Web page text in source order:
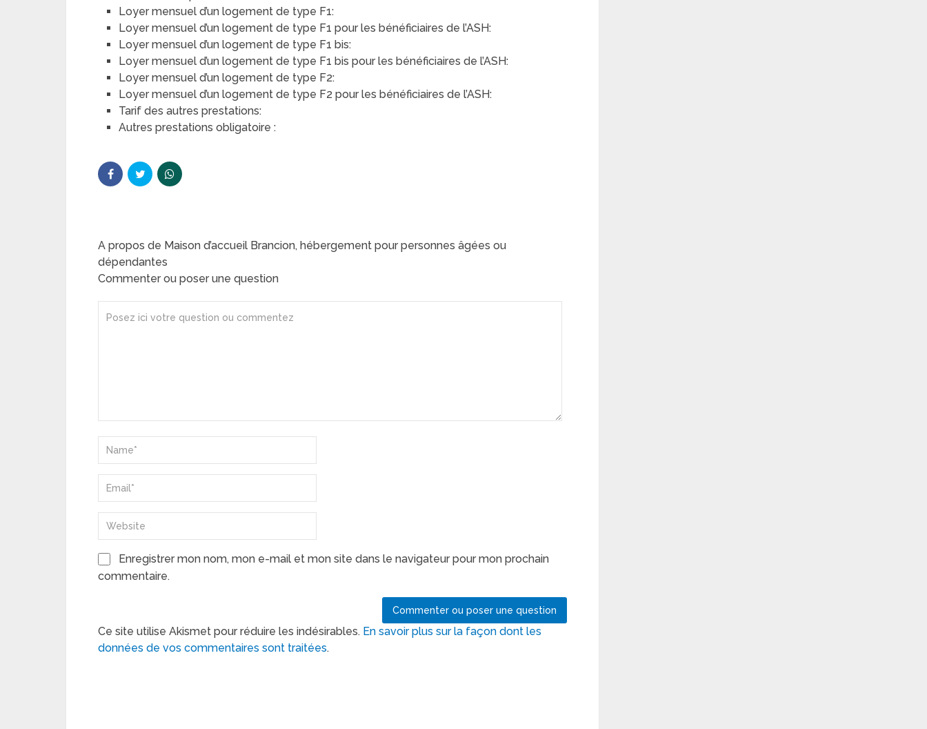
Loyer mensuel d’un logement de type F1:
Loyer mensuel d’un logement de type F1 pour les bénéficiaires de l’ASH:
Loyer mensuel d’un logement de type F1 bis:
Loyer mensuel d’un logement de type F1 bis pour les bénéficiaires de l’ASH:
Loyer mensuel d’un logement de type F2:
Loyer mensuel d’un logement de type F2 pour les bénéficiaires de l’ASH:
Tarif des autres prestations:
Autres prestations obligatoire :
A propos de Maison d’accueil Brancion, hébergement pour personnes âgées ou
dépendantes
Commenter ou poser une question
Enregistrer mon nom, mon e-mail et mon site dans le navigateur pour mon prochain
commentaire.
Ce site utilise Akismet pour réduire les indésirables. En savoir plus sur la façon dont les
données de vos commentaires sont traitées.